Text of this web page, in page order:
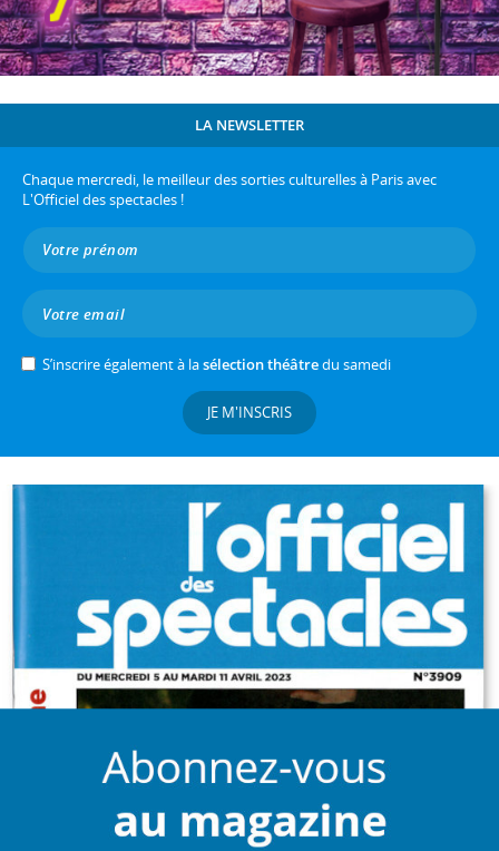
LA NEWSLETTER
Chaque mercredi, le meilleur des sorties culturelles à Paris avec
L'Officiel des spectacles !
S’inscrire également à lasélection théâtredu samedi
JE M'INSCRIS